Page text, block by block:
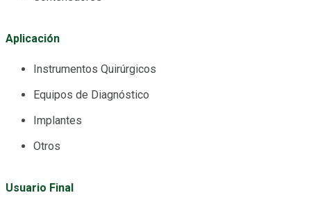
Aplicación
Instrumentos Quirúrgicos
Equipos de Diagnóstico
Implantes
Otros
Usuario Final